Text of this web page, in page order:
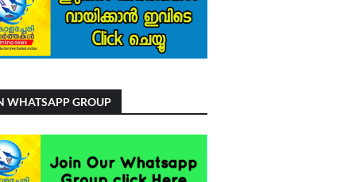
WHATSAPP GROUP